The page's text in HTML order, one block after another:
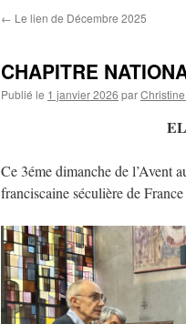
← Le lien de Décembre 2025
CHAPITRE
Publié le 1 janvier 2026 par
Ce 3éme dimanche de l’Avent
franciscaine séculière de